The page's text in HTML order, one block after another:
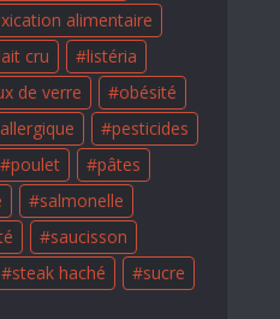
alimentaire
cru
listéria
de verre
obésité
pesticides
poulet
pâtes
salmonelle
saucisson
steak haché
sucre